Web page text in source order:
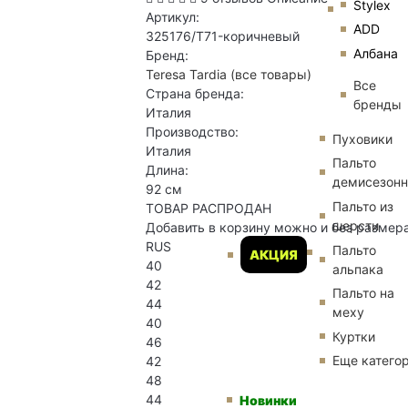
Stylex
ADD
Албана
Все
бренды
АКЦИЯ
Пуховики
Пальто
Пальто из
шерсти
Пальто
альпака
Пальто на
меху
Куртки
Еще
Новинки
Артикул:
325176/T71-коричневый
Бренд:
Teresa Tardia (все товары)
Страна бренда:
Италия
Производство:
Италия
Длина:
92 см
ТОВАР РАСПРОДАН
Добавить в корзину можно и без
RUS
40
42
44
40
46
42
48
44